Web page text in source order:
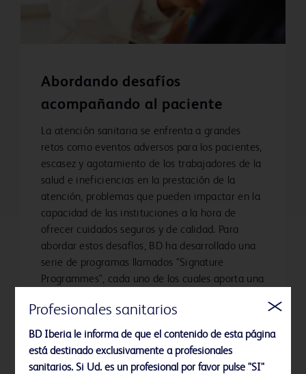
Abordando desafíos
acompañando al paciente
La atención sanitaria se enfrenta a grandes
retos como eventos adversos para los pacientes,
escasez y agotamiento de los trabajadores de la
salud e ineficiencias en la prestación de la
atención, problemas que pueden impactar en la
capacidad de las instituciones a la hora de
ofrecer cuidados seguros y de calidad. Para
abordar estos desafíos, BD ha desarrollado una
serie de programas llamados "Signature
Programmes", cada uno de los cuales aporta una
que ayudan a combatir estos desafíos de forma
sistémica.
Más información
Profesionales sanitarios
BD Iberia le informa de que el contenido de esta página
está destinado exclusivamente a profesionales
sanitarios. Si Ud. es un profesional por favor pulse "SI"